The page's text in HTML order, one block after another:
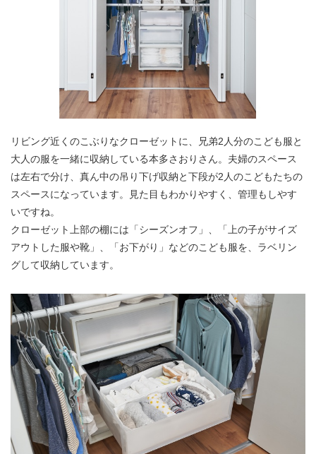
リビング近くのこぶりなクローゼットに、兄弟2人分のこども服と
大人の服を一緒に収納している本多さおりさん。夫婦のスペース
は左右で分け、真ん中の吊り下げ収納と下段が2人のこどもたちの
スペースになっています。見た目もわかりやすく、管理もしやす
いですね。
クローゼット上部の棚には「シーズンオフ」、「上の子がサイズ
アウトした服や靴」、「お下がり」などのこども服を、ラベリン
グして収納しています。